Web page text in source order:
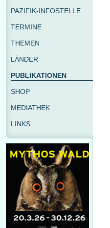
PAZIFIK-INFOSTELLE
TERMINE
THEMEN
LÄNDER
PUBLIKATIONEN
SHOP
MEDIATHEK
LINKS